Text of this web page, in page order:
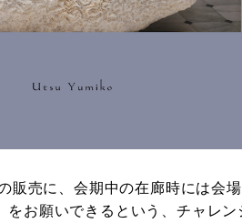
販売に、会期中の在廊時には会
お願いできるという、チャレ